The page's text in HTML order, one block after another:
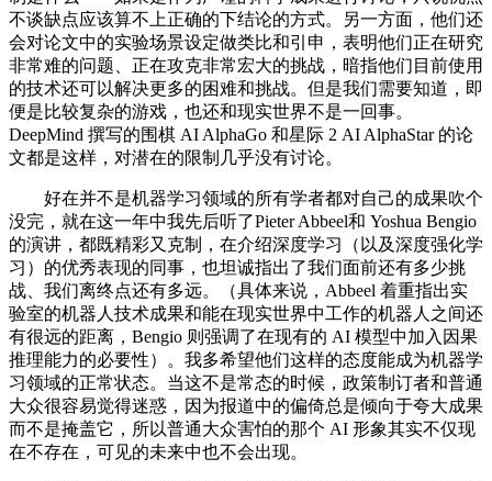
不谈缺点应该算不上正确的下结论的方式。另一方面，他们还
会对论文中的实验场景设定做类比和引申，表明他们正在研究
非常难的问题、正在攻克非常宏大的挑战，暗指他们目前使用
的技术还可以解决更多的困难和挑战。但是我们需要知道，即
便是比较复杂的游戏，也还和现实世界不是一回事。
DeepMind 撰写的围棋 AI AlphaGo 和星际 2 AI AlphaStar 的论
文都是这样，对潜在的限制几乎没有讨论。
好在并不是机器学习领域的所有学者都对自己的成果吹个
没完，就在这一年中我先后听了Pieter Abbeel和 Yoshua Bengio
的演讲，都既精彩又克制，在介绍深度学习（以及深度强化学
习）的优秀表现的同事，也坦诚指出了我们面前还有多少挑
战、我们离终点还有多远。（具体来说，Abbeel 着重指出实
验室的机器人技术成果和能在现实世界中工作的机器人之间还
有很远的距离，Bengio 则强调了在现有的 AI 模型中加入因果
推理能力的必要性）。我多希望他们这样的态度能成为机器学
习领域的正常状态。当这不是常态的时候，政策制订者和普通
大众很容易觉得迷惑，因为报道中的偏倚总是倾向于夸大成果
而不是掩盖它，所以普通大众害怕的那个 AI 形象其实不仅现
在不存在，可见的未来中也不会出现。